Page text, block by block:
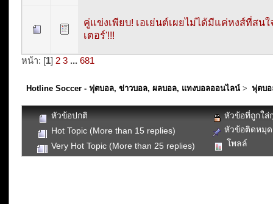
คู่แข่งเพียบ! เอเย่นต์เผยไม่ได้มีแค่หงส์ที่สนใ
เตอร์'!!!
หน้า: [1] 2 3 ... 681
Hotline Soccer - ฟุตบอล, ข่าวบอล, ผลบอล, แทงบอลออนไลน์ > ฟุตบอ
หัวข้อปกติ
Hot Topic (More than 15 replies)
Very Hot Topic (More than 25 replies)
หัวข้อที่ถูกใส่
หัวข้อติดหมุด
โพลล์